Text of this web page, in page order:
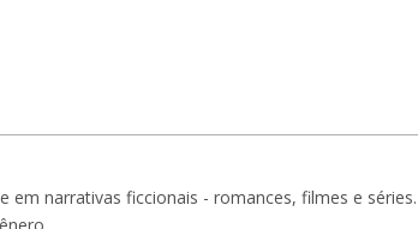
em narrativas ficcionais - romances, filmes e séries.